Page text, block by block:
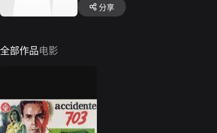
分享
全部作品电影